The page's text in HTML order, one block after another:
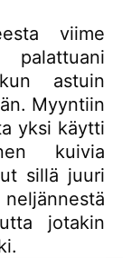
viime
astuin
Myyntiin
yksi käytti
kuivia
sillä juuri
jotakin